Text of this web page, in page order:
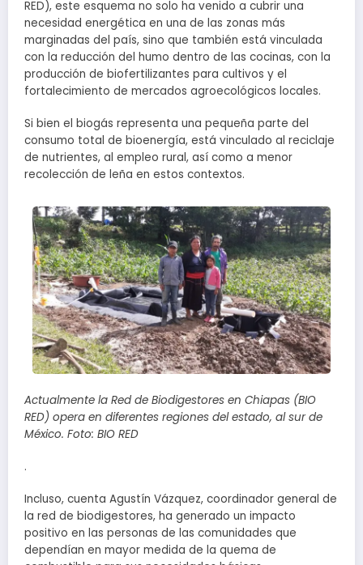
RED), este esquema no solo ha venido a cubrir una
necesidad energética en una de las zonas más
marginadas del país, sino que también está vinculada
con la reducción del humo dentro de las cocinas, con la
producción de biofertilizantes para cultivos y el
fortalecimiento de mercados agroecológicos locales.
Si bien el biogás representa una pequeña parte del
consumo total de bioenergía, está vinculado al reciclaje
de nutrientes, al empleo rural, así como a menor
recolección de leña en estos contextos.
Actualmente la Red de Biodigestores en Chiapas (BIO
RED) opera en diferentes regiones del estado, al sur de
México. Foto: BIO RED
.
Incluso, cuenta Agustín Vázquez, coordinador general de
la red de biodigestores, ha generado un impacto
positivo en las personas de las comunidades que
dependían en mayor medida de la quema de